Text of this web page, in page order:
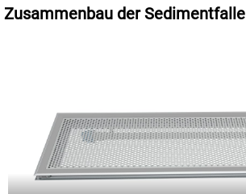
Zusammenbau der Sedimentfalle